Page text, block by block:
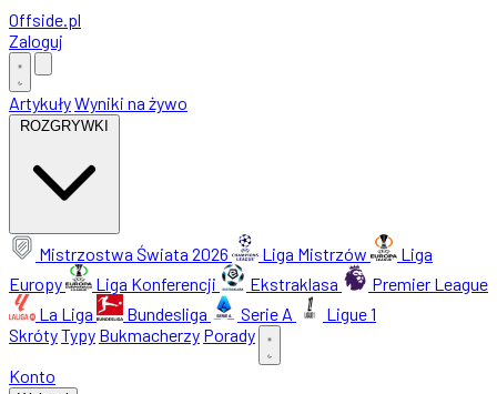
Offside.pl
Zaloguj
ArtykułyWyniki na żywo
ROZGRYWKI
Mistrzostwa Świata 2026 Liga Mistrzów
Liga
Europy
Liga Konferencji Ekstraklasa
Premier League
La Liga
Bundesliga Serie A
Ligue 1
SkrótyTypy Bukmacherzy Porady
Konto